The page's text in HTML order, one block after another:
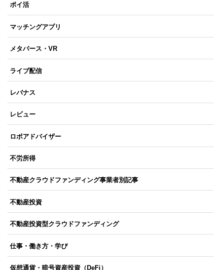
ポイ活
マッチングアプリ
メタバース・VR
ライブ配信
レバナス
レビュー
ロボアドバイザー
不労所得
不動産クラウドファンディング事業者別記事
不動産投資
不動産投資型クラウドファンディング
仕事・働き方・学び
仮想通貨・暗号資産投資（DeFi）